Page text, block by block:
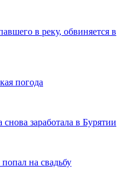
в реку, обвиняется в
погода
заработала в Бурятии
на свадьбу